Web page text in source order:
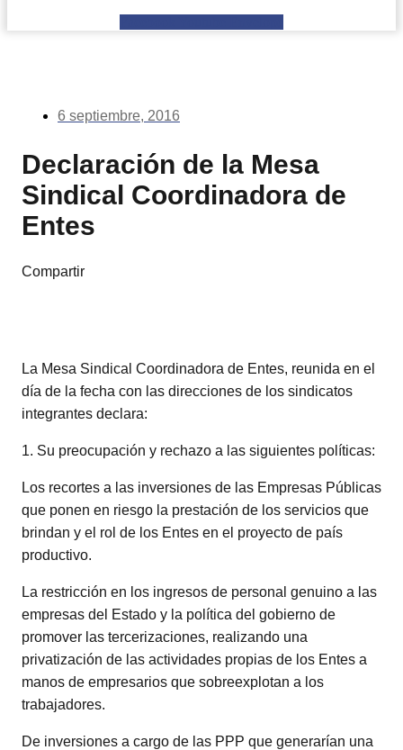
6 septiembre, 2016
Declaración de la Mesa
Sindical Coordinadora de
Entes
Compartir
La Mesa Sindical Coordinadora de Entes, reunida en el
día de la fecha con las direcciones de los sindicatos
integrantes declara:
1. Su preocupación y rechazo a las siguientes políticas:
Los recortes a las inversiones de las Empresas Públicas
que ponen en riesgo la prestación de los servicios que
brindan y el rol de los Entes en el proyecto de país
productivo.
La restricción en los ingresos de personal genuino a las
empresas del Estado y la política del gobierno de
promover las tercerizaciones, realizando una
privatización de las actividades propias de los Entes a
manos de empresarios que sobreexplotan a los
trabajadores.
De inversiones a cargo de las PPP que generarían una